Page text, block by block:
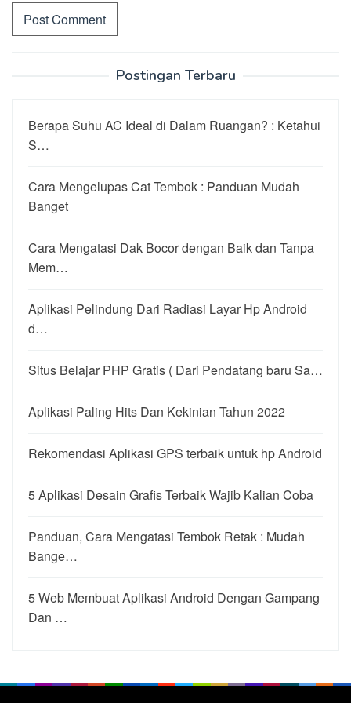
Postingan Terbaru
Berapa Suhu AC Ideal di Dalam Ruangan? : Ketahui
S…
Cara Mengelupas Cat Tembok : Panduan Mudah
Banget
Cara Mengatasi Dak Bocor dengan Baik dan Tanpa
Mem…
Aplikasi Pelindung Dari Radiasi Layar Hp Android
d…
Situs Belajar PHP Gratis ( Dari Pendatang baru Sa…
Aplikasi Paling Hits Dan Kekinian Tahun 2022
Rekomendasi Aplikasi GPS terbaik untuk hp Android
5 Aplikasi Desain Grafis Terbaik Wajib Kalian Coba
Panduan, Cara Mengatasi Tembok Retak : Mudah
Bange…
5 Web Membuat Aplikasi Android Dengan Gampang
Dan …